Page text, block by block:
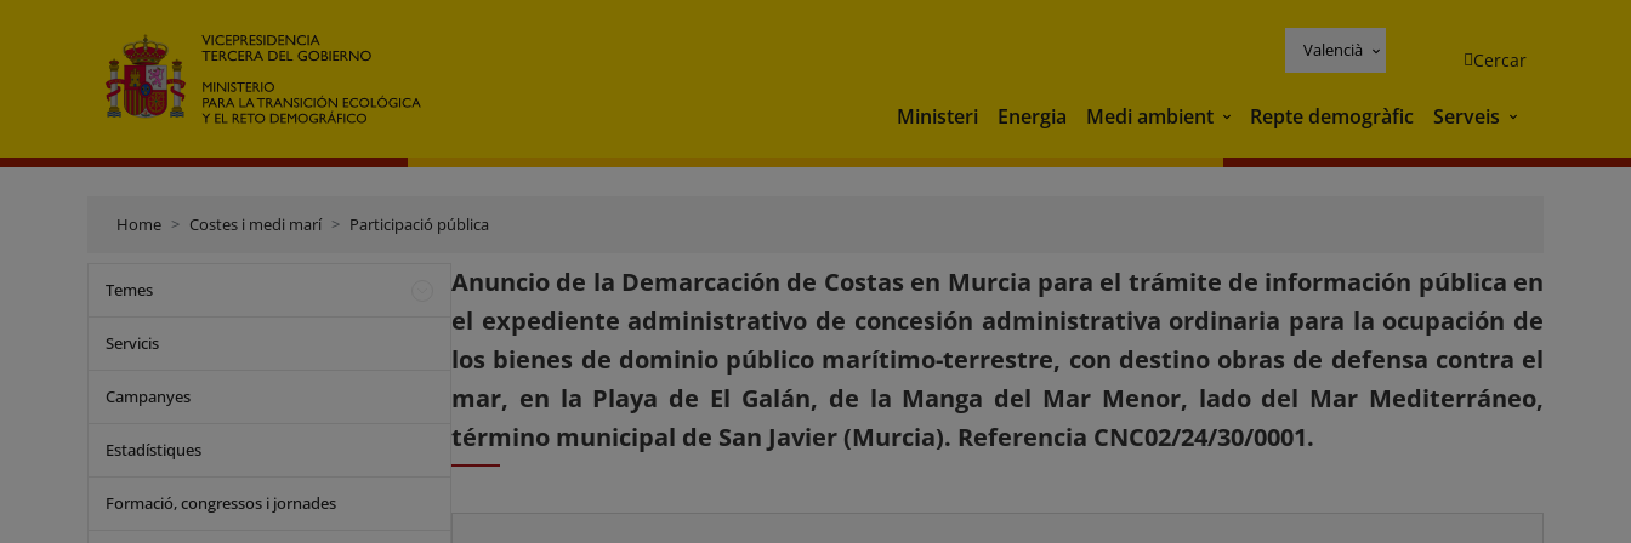
Valencià Cercar
Ministeri Energia Medi ambient Medi ambient
Repte demogràfic Serveis Serveis
Home Costes i medi marí Participació pública
Temes
Servicis
Campanyes
Estadístiques
Formació, congressos i jornades
Anuncio de la Demarcación de Costas en Murcia para el trámite de información pública en
el expediente administrativo de concesión administrativa ordinaria para la ocupación de
los bienes de dominio público marítimo-terrestre, con destino obras de defensa contra el
mar, en la Playa de El Galán, de la Manga del Mar Menor, lado del Mar Mediterráneo,
término municipal de San Javier (Murcia). Referencia CNC02/24/30/0001.